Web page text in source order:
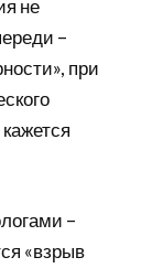
не
–
при
–
«взрыв